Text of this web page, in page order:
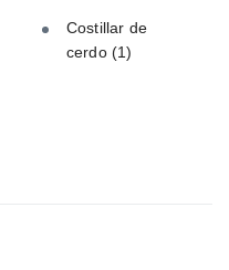
Costillar de
cerdo(1)